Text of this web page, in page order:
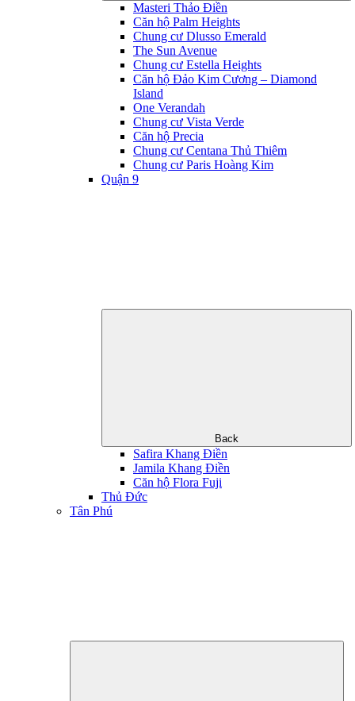
Masteri Thảo Điền
Căn hộ Palm Heights
Chung cư Dlusso Emerald
The Sun Avenue
Chung cư Estella Heights
Căn hộ Đảo Kim Cương – Diamond
Island
One Verandah
Chung cư Vista Verde
Căn hộ Precia
Chung cư Centana Thủ Thiêm
Chung cư Paris Hoàng Kim
Quận 9
Back
Safira Khang Điền
Jamila Khang Điền
Căn hộ Flora Fuji
Thủ Đức
Tân Phú